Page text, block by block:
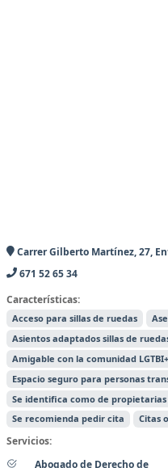
Carrer Gilberto Martínez, 27,
671 52 65 34
Características:
Acceso para sillas de ruedas
Asientos adaptados sillas de
Amigable con la comunidad LGTBI+
Espacio seguro para personas
Se identifica como de
Se recomienda pedir cita
Citas
Servicios:
Abogado de Derecho de